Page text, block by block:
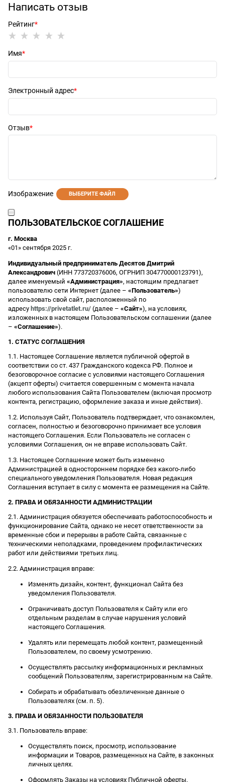
Написать отзыв
Рейтинг
Имя
Электронный адрес
Отзыв
Изображение ВЫБЕРИТЕ ФАЙЛ
ПОЛЬЗОВАТЕЛЬСКОЕ СОГЛАШЕНИЕ
г. Москва
«01» сентября 2025 г.
Индивидуальный предприниматель Десятов Дмитрий
Александрович (ИНН 773720376006, ОГРНИП 304770000123791),
далее именуемый «Администрация», настоящим предлагает
пользователю сети Интернет (далее – «Пользователь»)
использовать свой сайт, расположенный по
адресу https://privetatlet.ru/ (далее – «Сайт»), на условиях,
изложенных в настоящем Пользовательском соглашении (далее
– «Соглашение»).
1. СТАТУС СОГЛАШЕНИЯ
1.1. Настоящее Соглашение является публичной офертой в
соответствии со ст. 437 Гражданского кодекса РФ. Полное и
безоговорочное согласие с условиями настоящего Соглашения
(акцепт оферты) считается совершенным с момента начала
любого использования Сайта Пользователем (включая просмотр
контента, регистрацию, оформление заказа и иные действия).
1.2. Используя Сайт, Пользователь подтверждает, что ознакомлен,
согласен, полностью и безоговорочно принимает все условия
настоящего Соглашения. Если Пользователь не согласен с
условиями Соглашения, он не вправе использовать Сайт.
1.3. Настоящее Соглашение может быть изменено
Администрацией в одностороннем порядке без какого-либо
специального уведомления Пользователя. Новая редакция
Соглашения вступает в силу с момента ее размещения на Сайте.
2. ПРАВА И ОБЯЗАННОСТИ АДМИНИСТРАЦИИ
2.1. Администрация обязуется обеспечивать работоспособность и
функционирование Сайта, однако не несет ответственности за
временные сбои и перерывы в работе Сайта, связанные с
техническими неполадками, проведением профилактических
работ или действиями третьих лиц.
2.2. Администрация вправе:
Изменять дизайн, контент, функционал Сайта без
уведомления Пользователя.
Ограничивать доступ Пользователя к Сайту или его
отдельным разделам в случае нарушения условий
настоящего Соглашения.
Удалять или перемещать любой контент, размещенный
Пользователем, по своему усмотрению.
Осуществлять рассылку информационных и рекламных
сообщений Пользователям, зарегистрированным на Сайте.
Собирать и обрабатывать обезличенные данные о
Пользователях (см. п. 5).
3. ПРАВА И ОБЯЗАННОСТИ ПОЛЬЗОВАТЕЛЯ
3.1. Пользователь вправе:
Осуществлять поиск, просмотр, использование
информации и Товаров, размещенных на Сайте, в законных
личных целях.
Оформлять Заказы на условиях Публичной оферты.